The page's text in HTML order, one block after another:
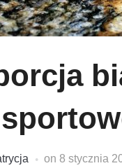
on 8 stycznia